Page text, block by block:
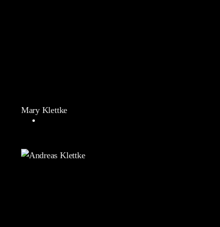
Mary Klettke